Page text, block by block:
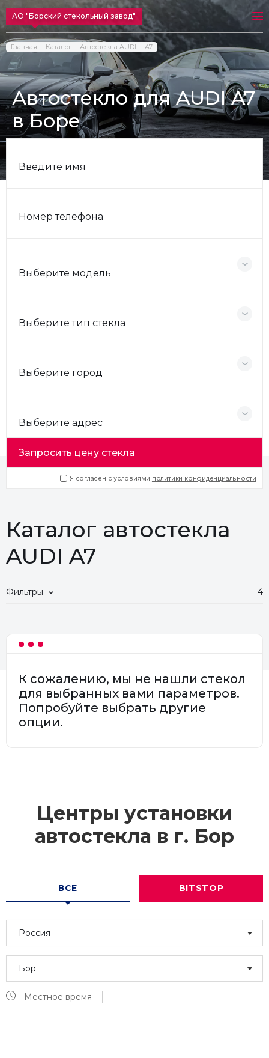
АО "Борский стекольный завод"
Главная Каталог Автостекла AUDI A7
Автостекло для AUDI A7
в Боре
Введите имя
Номер телефона
Выберите модель
Выберите тип стекла
Выберите город
Выберите адрес
Запросить цену стекла
Я согласен с условиями политики конфиденциальности
Каталог автостекла
AUDI A7
Фильтры 4
К сожалению, мы не нашли стекол
для выбранных вами параметров.
Попробуйте выбрать другие
опции.
Центры установки
автостекла в г. Бор
ВСЕ BITSTOP
Россия
Бор
Местное время